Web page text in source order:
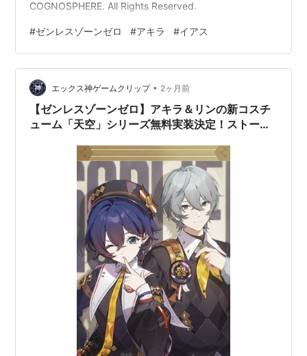
COGNOSPHERE. All Rights Reserved.
#ゼンレスゾーンゼロ #アキラ #イアス
エックス神ゲームクリップ • 2ヶ月前
【ゼンレスゾーンゼロ】アキラ＆リンの新コスチ
ューム「天空」シリーズ無料実装決定！ストーリ